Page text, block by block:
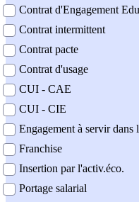
Contrat d'Engagement
Contrat intermittent
Contrat pacte
Contrat d'usage
CUI - CAE
CUI - CIE
Engagement à servir dans
Franchise
Insertion par l'activ.éco.
Portage salarial